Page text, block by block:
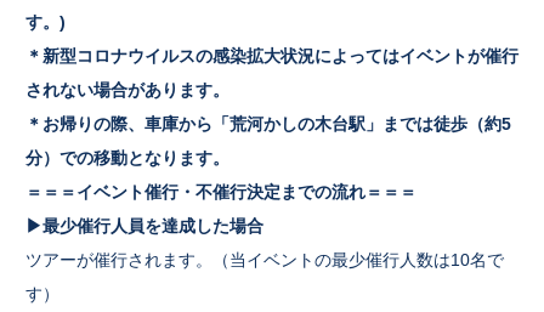
す。)
＊新型コロナウイルスの感染拡大状況によってはイベントが催行
されない場合があります。
＊お帰りの際、車庫から「荒河かしの木台駅」までは徒歩（約5
分）での移動となります。
＝＝＝イベント催行・不催行決定までの流れ＝＝＝
▶最少催行人員を達成した場合
ツアーが催行されます。（当イベントの最少催行人数は10名で
す）